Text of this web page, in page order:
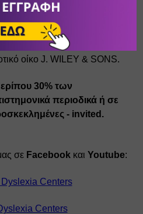
επιστημονικές δημοσιεύσεις,
Αγγλικά, που εκδόθηκαν
οίκο J. WILEY & SONS.
30% των
περιοδικά ή σε
- invited.
σε Facebook και Youtube:
Dyslexia Centers
Centers